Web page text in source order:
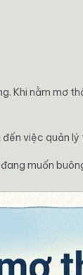
Khi nằm mơ
việc quản
muốn